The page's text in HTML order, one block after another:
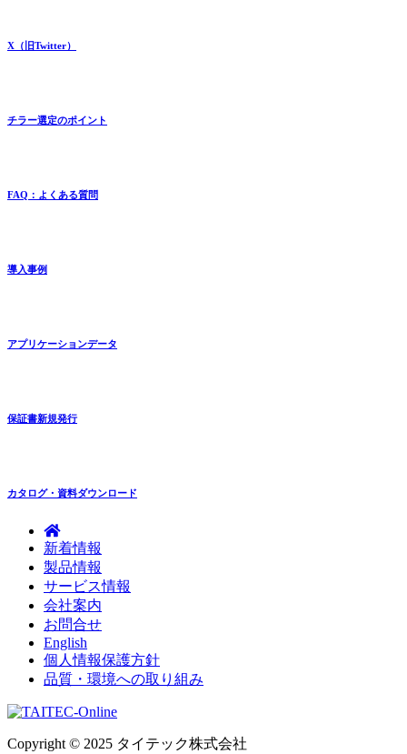
X（旧Twitter）
チラー選定のポイント
FAQ：よくある質問
導入事例
アプリケーションデータ
保証書新規発行
カタログ・資料ダウンロード
新着情報
製品情報
サービス情報
会社案内
お問合せ
English
個人情報保護方針
品質・環境への取り組み
Copyright © 2025 タイテック株式会社